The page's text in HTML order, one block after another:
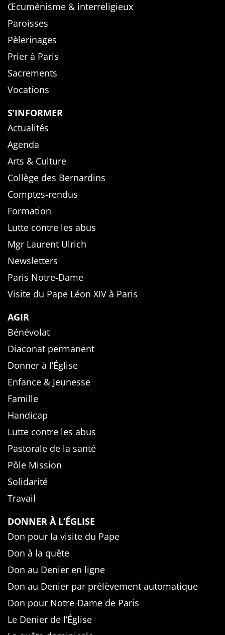
Œcuménisme & interreligieux
Paroisses
Pèlerinages
Prier à Paris
Sacrements
Vocations
S’INFORMER
Actualités
Agenda
Arts & Culture
Collège des Bernardins
Comptes-rendus
Formation
Lutte contre les abus
Mgr Laurent Ulrich
Newsletters
Paris Notre-Dame
Visite du Pape Léon XIV à Paris
AGIR
Bénévolat
Diaconat permanent
Donner à l’Église
Enfance & Jeunesse
Famille
Handicap
Lutte contre les abus
Pastorale de la santé
Pôle Mission
Solidarité
Travail
DONNER À L’ÉGLISE
Don pour la visite du Pape
Don à la quête
Don au Denier en ligne
Don au Denier par prélèvement automatique
Don pour Notre-Dame de Paris
Le Denier de l’Église